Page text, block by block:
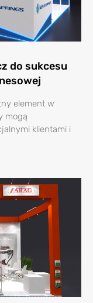
do sukcesu
element w
mogą
klientami i